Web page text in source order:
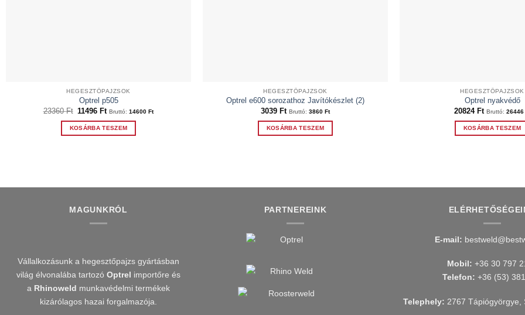
HEGESZTŐPAJZSOK
Optrel p505
23360Ft Original
was:
23360 Ft.
11496FtCurrent
is:
11496 Ft.
Bruttó:14600Ft
KOSÁRBA TESZEM
HEGESZTŐPAJZSOK
Optrel e600 sorozathoz Javítókészlet (2)
3039 Ft Bruttó: 3860 Ft
KOSÁRBA TESZEM
HEGESZTŐPAJZSOK
Optrel nyakvédő
20824 Ft Bruttó: 26446
KOSÁRBA TESZEM
MAGUNKRÓL
Vállalkozásunk a hegesztőpajzs gyártásban
világ élvonalába tartozó Optrel importőre és
a Rhinoweld munkavédelmi termékek
kizárólagos hazai forgalmazója.
PARTNEREINK
E-mail:
Mobil: +36 30 797
Telefon: +36 (53)
Telephely: 2767 Tápiógyörgye,